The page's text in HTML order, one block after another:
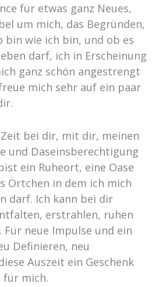
für etwas ganz Neues,
um mich, das Begründen,
bin wie ich bin, und ob es
darf, ich in Erscheinung
ganz schön angestrengt
mich sehr auf ein paar
bei dir, mit dir, meinen
und Daseinsberechtigung
ein Ruheort, eine Oase
Örtchen in dem ich mich
darf. Ich kann bei dir
erstrahlen, ruhen
Für neue Impulse und ein
Definieren, neu
Auszeit ein Geschenk
für mich.